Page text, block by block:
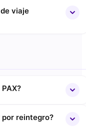
viaje
por reintegro?